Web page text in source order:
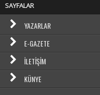
SAYFALAR
YAZARLAR
E-GAZETE
İLETIŞIM
KÜNYE